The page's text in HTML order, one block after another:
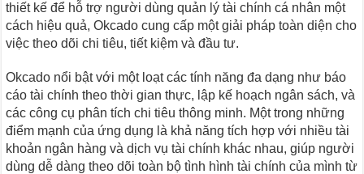
thiết kế để hỗ trợ người dùng quản lý tài chính cá nhân một
cách hiệu quả, Okcado cung cấp một giải pháp toàn diện cho
việc theo dõi chi tiêu, tiết kiệm và đầu tư.
Okcado nổi bật với một loạt các tính năng đa dạng như báo
cáo tài chính theo thời gian thực, lập kế hoạch ngân sách, và
các công cụ phân tích chi tiêu thông minh. Một trong những
điểm mạnh của ứng dụng là khả năng tích hợp với nhiều tài
khoản ngân hàng và dịch vụ tài chính khác nhau, giúp người
dùng dễ dàng theo dõi toàn bộ tình hình tài chính của mình từ